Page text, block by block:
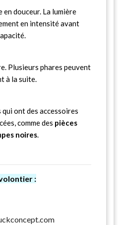
douceur. La lumière
en intensité avant
Plusieurs phares peuvent
à la suite.
ont des accessoires
comme des pièces
noires.
: